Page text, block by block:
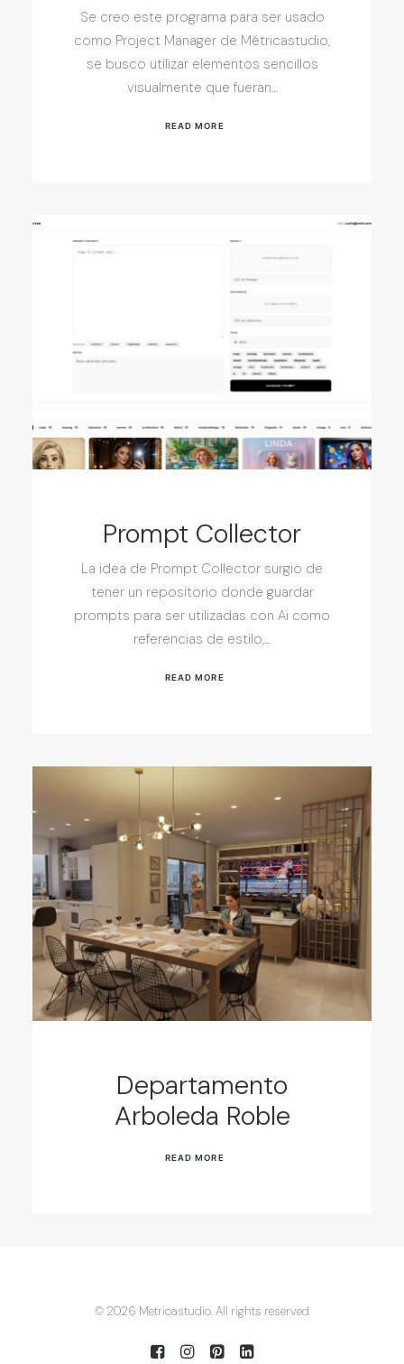
Se creo este programa para ser usado
como Project Manager de Métricastudio,
se busco utilizar elementos sencillos
visualmente que fueran…
READ MORE
Prompt Collector
La idea de Prompt Collector surgio de
tener un repositorio donde guardar
prompts para ser utilizadas con Ai como
referencias de estilo,…
READ MORE
Departamento
Arboleda Roble
READ MORE
© 2026 Metricastudio. All rights reserved